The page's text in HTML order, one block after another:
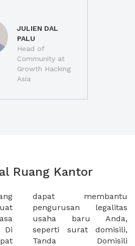
JULIEN DAL
PALU
Head of
Community at
Growth Hacking
Asia
Ruang Kantor